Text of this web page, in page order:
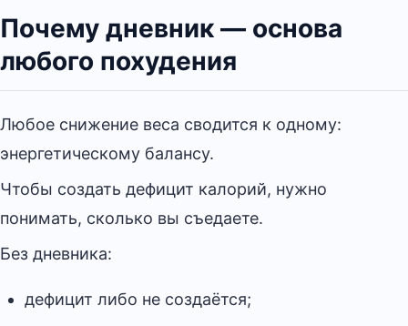
Почему дневник — основа
любого похудения
Любое снижение веса сводится к одному:
энергетическому балансу.
Чтобы создать дефицит калорий, нужно
понимать, сколько вы съедаете.
Без дневника:
дефицит либо не создаётся;